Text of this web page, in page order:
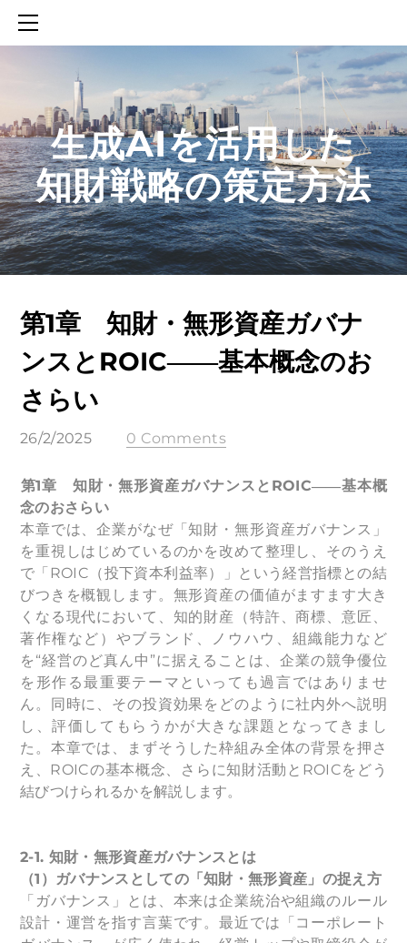
​生成AIを活用した
知財戦略の策定方法
第1章 知財・無形資産ガバナ
ンスとROIC――基本概念のお
さらい
26/2/2025 0 Comments
第1章 知財・無形資産ガバナンスとROIC――基本概
念のおさらい
本章では、企業がなぜ「知財・無形資産ガバナンス」
を重視しはじめているのかを改めて整理し、そのうえ
で「ROIC（投下資本利益率）」という経営指標との結
びつきを概観します。無形資産の価値がますます大き
くなる現代において、知的財産（特許、商標、意匠、
著作権など）やブランド、ノウハウ、組織能力など
を“経営のど真ん中”に据えることは、企業の競争優位
を形作る最重要テーマといっても過言ではありませ
ん。同時に、その投資効果をどのように社内外へ説明
し、評価してもらうかが大きな課題となってきまし
た。本章では、まずそうした枠組み全体の背景を押さ
え、ROICの基本概念、さらに知財活動とROICをどう
結びつけられるかを解説します。
2-1. 知財・無形資産ガバナンスとは
（1）ガバナンスとしての「知財・無形資産」の捉え方
「ガバナンス」とは、本来は企業統治や組織のルール
設計・運営を指す言葉です。最近では「コーポレート
SERVICES
CONTACT
BLOG
知財活動のROICへの貢献
生成AIを活用した知財戦略の策定方法
生成AIとの「壁打ち」で、新たな発明を創出する方法